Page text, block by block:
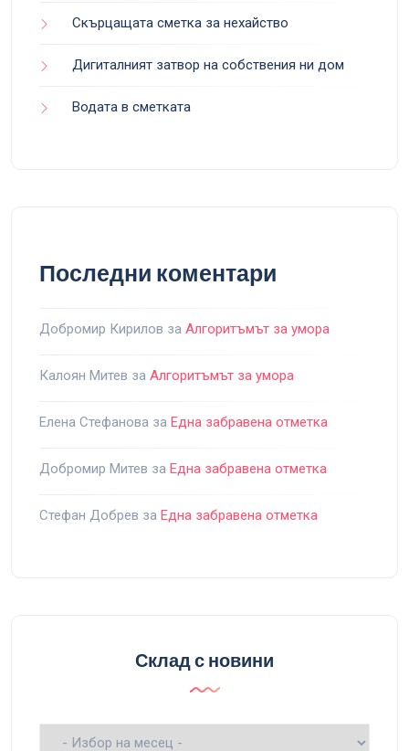
Скърцащата сметка за нехайство
Дигиталният затвор на собствения ни дом
Водата в сметката
Последни коментари
Добромир Кирилов за Алгоритъмът за умора
Калоян Митев за Алгоритъмът за умора
Елена Стефанова за Една забравена отметка
Добромир Митев за Една забравена отметка
Стефан Добрев за Една забравена отметка
Склад с новини
Склад